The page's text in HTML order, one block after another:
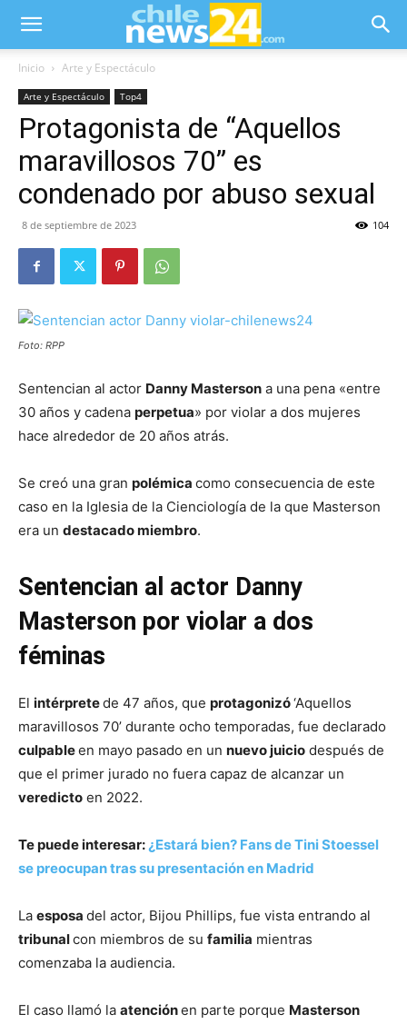
Inicio Arte y Espectáculo
Arte y Espectáculo Top4
Protagonista de “Aquellos
maravillosos 70” es
condenado por abuso sexual
8 de septiembre de 2023 104
Foto: RPP
Sentencian al actor Danny Masterson a una pena «entre
30 años y cadena perpetua» por violar a dos mujeres
hace alrededor de 20 años atrás.
Se creó una gran polémica como consecuencia de este
caso en la Iglesia de la Cienciología de la que Masterson
era un destacado miembro.
Sentencian al actor Danny
Masterson por violar a dos
féminas
El intérpretede 47 años, que protagonizó‘Aquellos
maravillosos 70’ durante ocho temporadas, fue declarado
culpableen mayo pasado en un nuevo juicio después de
que el primer jurado no fuera capaz de alcanzar un
veredicto en 2022.
Te puede interesar:¿Estará bien? Fans de Tini Stoessel
se preocupan tras su presentación en Madrid
La esposa del actor, Bijou Phillips, fue vista entrando al
tribunalcon miembros de su familia mientras
comenzaba la audiencia.
El caso llamó la atenciónen parte porque Masterson